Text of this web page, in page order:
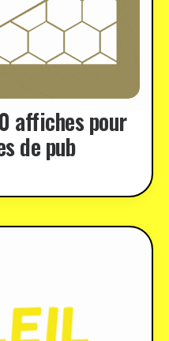
affiches pour
de pub